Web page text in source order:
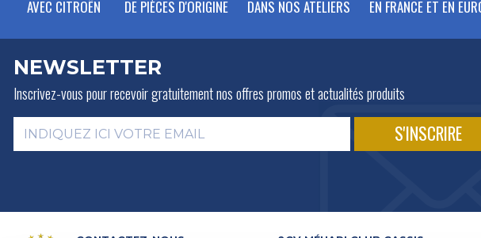
AVEC CITROËN
DE PIÈCES D'ORIGINE
DANS NOS ATELIERS
EN FRANCE ET EN
NEWSLETTER
Inscrivez-vous pour recevoir gratuitementnos offres promos et actualités produits